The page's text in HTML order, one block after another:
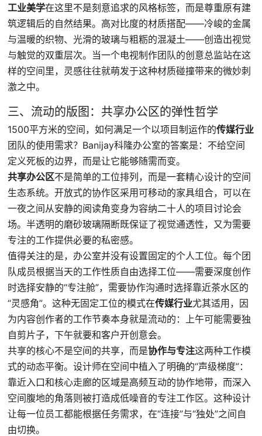
工业美学在这里不是刻意追求的风格标签，而是尊重原有建
筑逻辑后的自然结果。高对比度的材质搭配——冷峻的金属
与温暖的织物、光滑的玻璃与粗粝的混凝土——创造出视觉
与触觉的双重层次。当一个电视制作团队的创意总监站在这
样的空间里，灵感往往就萌发于这种材质碰撞带来的微妙刺
激之中。
三、流动的版图：共享办公区的弹性哲学
1500平方米的空间，如何满足一个以项目制运作的传媒行业
团队的使用需求？Banijay科隆办公室的答案是：不给空间
定义死板的边界，而是让它能够随需而变。
共享办公区不是简单的工位排列，而是一套精心设计的空间
生态系统。开放式的协作区采用可移动的家具组合，可以在
一夜之间从安静的阅读角变身为容纳二十人的项目讨论会
场。半透明的磨砂玻璃隔断既保证了视觉通透性，又为需要
专注的工作提供必要的私密感。
值得关注的是，办公室并没有设置固定的个人工位。每个团
队成员根据当天的工作性质自由选择工位——需要深度创作
时选择安静的“专注舱”，需要协作沟通时选择靠近茶水区的
“灵感角”。这种无固定工位的模式在传媒行业尤其适用，因
为内容创作者的工作节奏本身就是流动的：上午可能需要独
自剪片子，下午就要和客户开创意会。
共享的核心不是空间的共享，而是协作与专注这两种工作模
式的动态平衡。设计师在空间中植入了明确的“声级梯度”：
靠近入口和核心走廊的区域是高频互动的协作地带，而深入
空间腹地的角落则被打造成低噪音的专注工作区。这种设计
让每一位员工都能根据任务需求，在“连接”与“独处”之间自
由切换。